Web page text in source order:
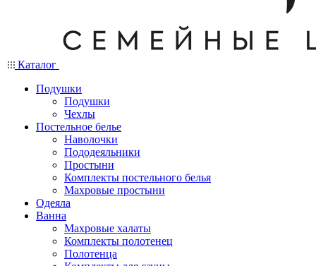
Каталог
Подушки
Подушки
Чехлы
Постельное белье
Наволочки
Пододеяльники
Простыни
Комплекты постельного белья
Махровые простыни
Одеяла
Ванна
Махровые халаты
Комплекты полотенец
Полотенца